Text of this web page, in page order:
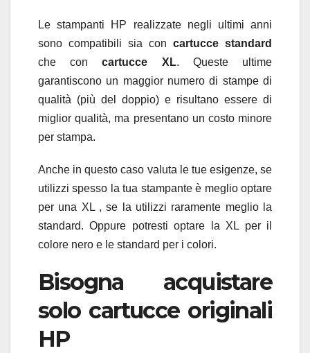
Le stampanti HP realizzate negli ultimi anni
sono compatibili sia con cartucce standard
che concartucce XL. Queste ultime
garantiscono un maggior numero di stampe di
qualità (più del doppio) e risultano essere di
miglior qualità, ma presentano un costo minore
per stampa.
Anche in questo caso valuta le tue esigenze, se
utilizzi spesso la tua stampante è meglio optare
per una XL , se la utilizzi raramente meglio la
standard. Oppure potresti optare la XL per il
colore nero e le standard per i colori.
Bisogna acquistare
solo cartucce originali
HP